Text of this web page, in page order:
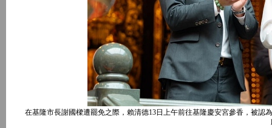
在基隆市長謝國樑遭罷免之際，賴清德13日上午前往基隆慶安宮參香，被認